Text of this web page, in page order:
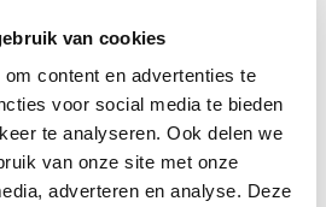
van cookies
content en advertenties te
voor social media te bieden
te analyseren. Ook delen we
van onze site met onze
adverteren en analyse. Deze
€ 20,95